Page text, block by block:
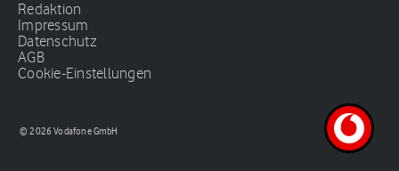
Redaktion
Impressum
Datenschutz
AGB
Cookie-Einstellungen
© 2026 Vodafone GmbH